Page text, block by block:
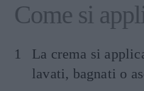
Come si
La crema si
lavati, bagnati o